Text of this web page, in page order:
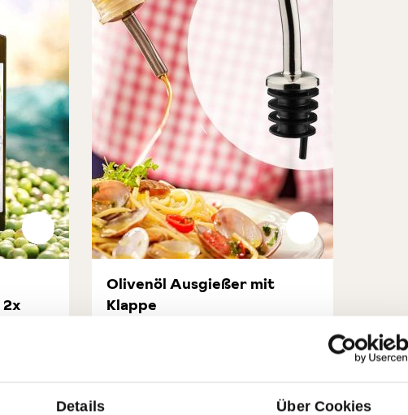
Details Über Cookies
Durchschnittliche Bewertung von 4 von 5 Sternen
Olivenöl Ausgießer mit
Klappe
In den Warenkorb